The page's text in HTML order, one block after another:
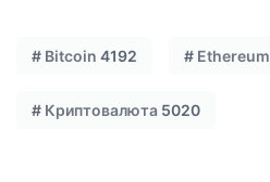
# Bitcoin 4192 # Ethereum
# Криптовалюта 5020